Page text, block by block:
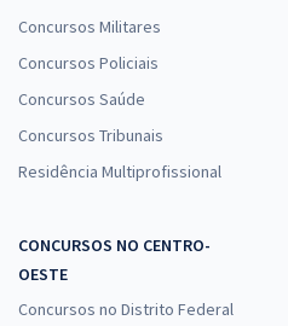
Concursos Militares
Concursos Policiais
Concursos Saúde
Concursos Tribunais
Residência Multiprofissional
CONCURSOS NO CENTRO-
OESTE
Concursos no Distrito Federal